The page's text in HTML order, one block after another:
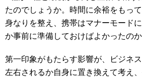
たのでしょうか。時間に余裕をもっ
身なりを整え、携帯はマナーモード
か事前に準備しておけばよかったのか
第一印象がもたらす影響が、ビジネ
左右されるか自身に置き換えて考え